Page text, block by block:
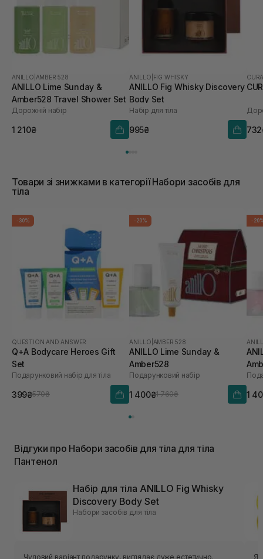
ANILLO AMBER 528
ANILLO Lime Sunday &
Amber528 Travel Shower Set
Дорожній набір
1 210₴
ANILLO FIG WHISKY
ANILLO Fig Whisky Discovery
Body Set
Набір для тіла
995₴
Товари зі знижками в категорії Набори засобів для
тіла
-30%
QUESTION AND ANSWER
Q+A Bodycare Heroes Gift
Set
Подарунковий набір для тіла
399₴570₴
-20%
ANILLO AMBER 528
ANILLO Lime Sunday &
Amber528
Подарунковий набір
1 400₴1 760₴
-
1
Відгуки про Набори засобів для тіла для тіла
Пантенол
Набір для тіла ANILLO Fig Whisky
Discovery Body Set
Набори засобів для тіла
Чудовий варіант подарунку, виглядає дуже естетично.